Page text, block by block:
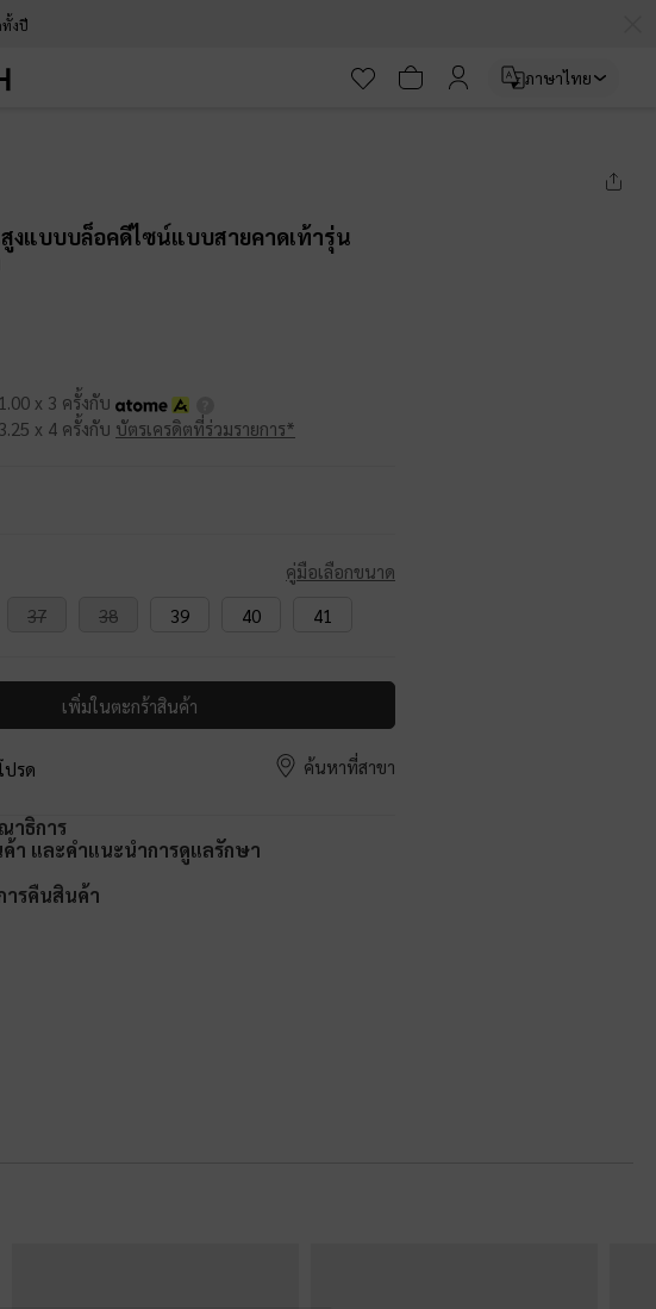
งปี
ภาษาไทย
งแบบบล็อคดีไซน์แบบสายคาดเท้ารุ่น
x 3 ครั้งกับ
x 4 ครั้งกับ บัตรเครดิตที่ร่วมรายการ*
คู่มือเลือกขนาด
37 38 39 40 41
เพิ่มในตะกร้าสินค้า
ปรด ค้นหาที่สาขา
าธิการ
า และคำแนะนำการดูแลรักษา
ารคืนสินค้า